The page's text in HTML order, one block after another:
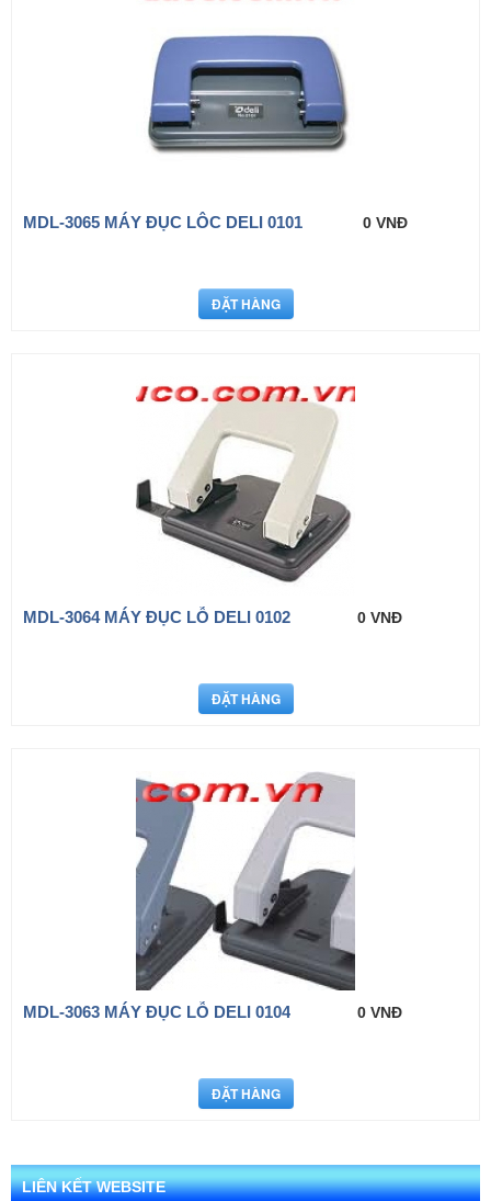
MDL-3065 MÁY ĐỤC LÔC DELI 0101 0 VNĐ
MDL-3064 MÁY ĐỤC LỖ DELI 0102 0 VNĐ
MDL-3063 MÁY ĐỤC LỖ DELI 0104 0 VNĐ
LIÊN KẾT WEBSITE